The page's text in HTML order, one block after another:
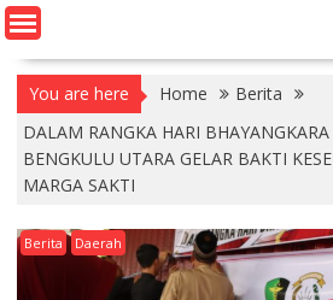
You are here Home
Berita
DALAM RANGKA HARI
BENGKULU UTARA GELAR BAKTI
MARGA SAKTI
Berita Daerah